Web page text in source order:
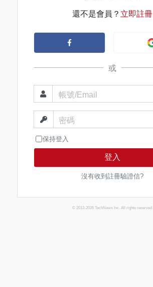
還不是會員？ 立即註冊
或
帳號/Email
密碼
保持登入
登入
沒有收到註冊驗證信?
© 2013-2026 TechNews Inc. All rights reserved.